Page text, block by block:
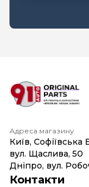
Адреса магазину
Київ, Софіївська
вул. Щаслива, 50
Дніпро, вул.
Контакти